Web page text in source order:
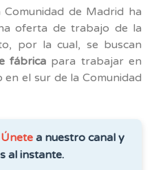
de Madrid ha
oferta de trabajo de la
por la cual, se buscan
fábrica para trabajar en
el sur de la Comunidad
Únete a nuestro canal y
al instante.